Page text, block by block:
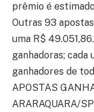
prêmio é
Outras 93
uma R$
ganhadoras; cada
ganhadores de
APOSTAS
ARARAQUARA/